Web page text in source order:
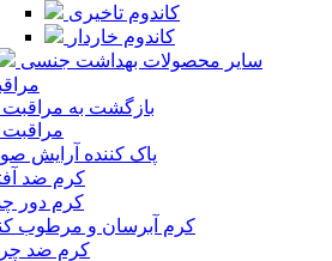
کاندوم تاخیری
کاندوم خاردار
سایر محصولات بهداشت جنسی
بازگشت به
پاک کننده آرایش
کرم ضد
کرم دور
کرم آبرسان و مرطوب
کرم ضد